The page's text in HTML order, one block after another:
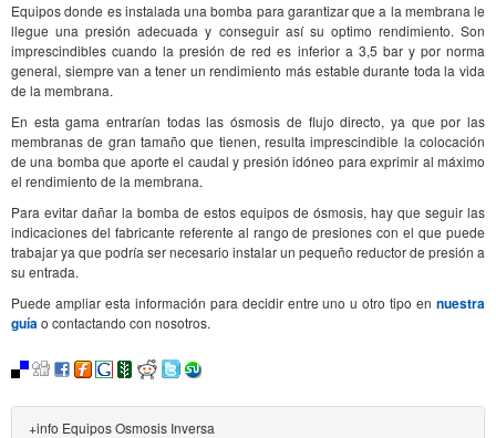
Equipos donde es instalada una bomba para garantizar que a la membrana le
llegue una presión adecuada y conseguir así su optimo rendimiento. Son
imprescindibles cuando la presión de red es inferior a 3,5 bar y por norma
general, siempre van a tener un rendimiento más estable durante toda la vida
de la membrana.
En esta gama entrarían todas las ósmosis de flujo directo, ya que por las
membranas de gran tamaño que tienen, resulta imprescindible la colocación
de una bomba que aporte el caudal y presión idóneo para exprimir al máximo
el rendimiento de la membrana.
Para evitar dañar la bomba de estos equipos de ósmosis, hay que seguir las
indicaciones del fabricante referente al rango de presiones con el que puede
trabajar ya que podría ser necesario instalar un pequeño reductor de presión a
su entrada.
Puede ampliar esta información para decidir entre uno u otro tipo en nuestra
guíao contactando con nosotros.
+info Equipos Osmosis Inversa